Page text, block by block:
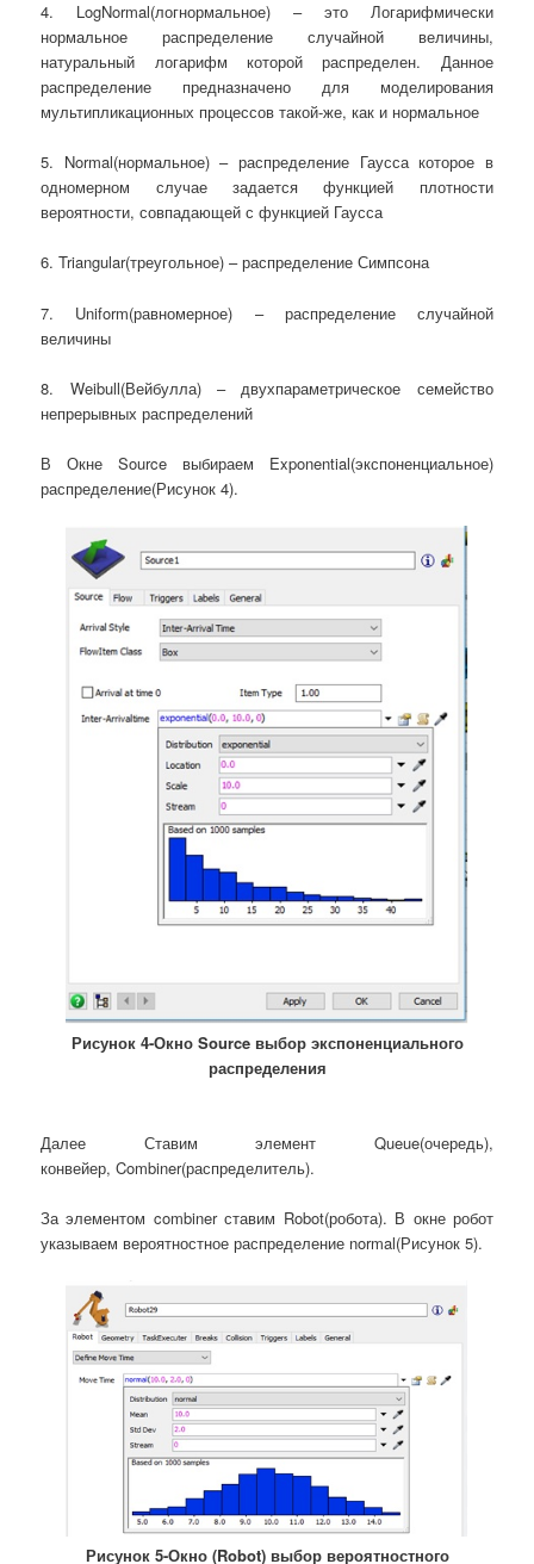
4. LogNormal(логнормальное) – это Логарифмически
нормальное распределение случайной величины,
натуральный логарифм которой распределен. Данное
распределение предназначено для моделирования
мультипликационных процессов такой-же, как и нормальное
5. Normal(нормальное) – распределение Гаусса которое в
одномерном случае задается функцией плотности
вероятности, совпадающей с функцией Гаусса
6. Triangular(треугольное) – распределение Симпсона
7. Uniform(равномерное) – распределение случайной
величины
8. Weibull(Вейбулла) – двухпараметрическое семейство
непрерывных распределений
В Окне Source выбираем Exponential(экспоненциальное)
распределение(Рисунок 4).
Рисунок 4-Окно Source выбор экспоненциального
распределения
Далее Ставим элемент Queue(очередь),
конвейер, Combiner(распределитель).
За элементом combiner ставим Robot(робота). В окне робот
указываем вероятностное распределение normal(Рисунок 5).
Рисунок 5-Окно (Robot) выбор вероятностного